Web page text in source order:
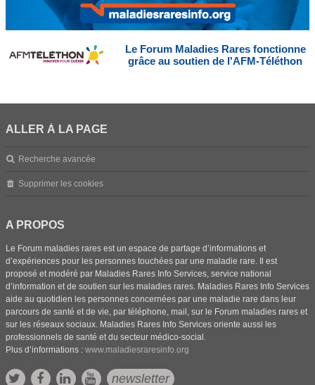
Le Forum Maladies Rares fonctionne
grâce au soutien de l'AFM-Téléthon
ALLER À LA PAGE
Recherche avancée
Supprimer les cookies
A PROPOS
Le Forum maladies rares est un espace de partage d’informations et
d’expériences pour les personnes touchées par une maladie rare. Il est
proposé et modéré par Maladies Rares Info Services, service national
d’information et de soutien sur les maladies rares. Maladies Rares Info Services
aide au quotidien les personnes concernées par une maladie rare dans leur
parcours de santé et de vie, par téléphone, mail, sur le Forum maladies rares et
sur les réseaux sociaux. Maladies Rares Info Services oriente aussi les
professionnels de santé et du secteur médico-social.
Plus d’informations : www.maladiesraresinfo.org
newsletter